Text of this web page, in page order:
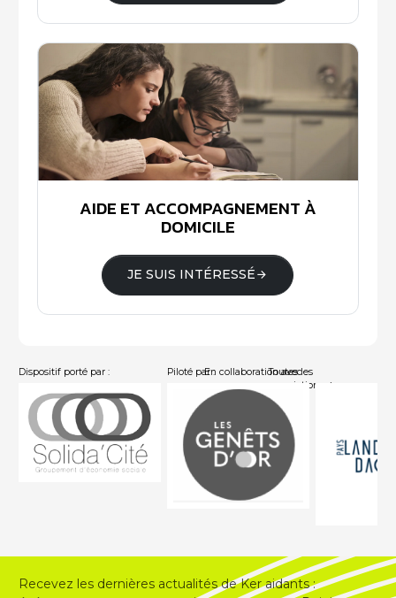
AIDE ET ACCOMPAGNEMENT À
DOMICILE
JE SUIS INTÉRESSÉ
Dispositif porté par : Piloté par :En collaboration avec :
Toutes les
associations
Recevez les dernières actualités de Ker aidants :